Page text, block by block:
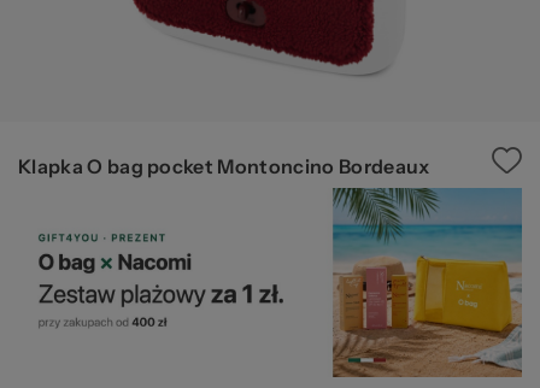
Klapka O bag pocket Montoncino Bordeaux